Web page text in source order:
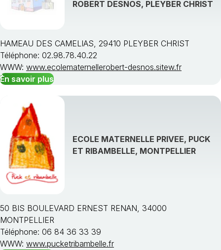
ROBERT DESNOS, PLEYBER CHRIST
HAMEAU DES CAMELIAS, 29410 PLEYBER CHRIST
Téléphone: 02.98.78.40.22
WWW: www.ecolematernellerobert-desnos.sitew.fr
En savoir plus
ECOLE MATERNELLE PRIVEE, PUCK
ET RIBAMBELLE, MONTPELLIER
50 BIS BOULEVARD ERNEST RENAN, 34000
MONTPELLIER
Téléphone: 06 84 36 33 39
WWW: www.pucketribambelle.fr